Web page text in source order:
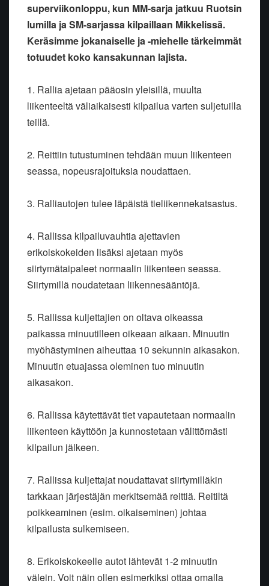
superviikonloppu, kun MM-sarja jatkuu Ruotsin
lumilla ja SM-sarjassa kilpaillaan Mikkelissä.
Keräsimme jokanaiselle ja -miehelle tärkeimmät
totuudet koko kansakunnan lajista.
1. Rallia ajetaan pääosin yleisillä, muulta
liikenteeltä väliaikaisesti kilpailua varten suljetuilla
teillä.
2. Reittiin tutustuminen tehdään muun liikenteen
seassa, nopeusrajoituksia noudattaen.
3. Ralliautojen tulee läpäistä tieliikennekatsastus.
4. Rallissa kilpailuvauhtia ajettavien
erikoiskokeiden lisäksi ajetaan myös
siirtymätaipaleet normaalin liikenteen seassa.
Siirtymillä noudatetaan liikennesääntöjä.
5. Rallissa kuljettajien on oltava oikeassa
paikassa minuutilleen oikeaan aikaan. Minuutin
myöhästyminen aiheuttaa 10 sekunnin aikasakon.
Minuutin etuajassa oleminen tuo minuutin
aikasakon.
6. Rallissa käytettävät tiet vapautetaan normaalin
liikenteen käyttöön ja kunnostetaan välittömästi
kilpailun jälkeen.
7. Rallissa kuljettajat noudattavat siirtymilläkin
tarkkaan järjestäjän merkitsemää reittiä. Reitiltä
poikkeaminen (esim. oikaiseminen) johtaa
kilpailusta sulkemiseen.
8. Erikoiskokeelle autot lähtevät 1-2 minuutin
välein. Voit näin ollen esimerkiksi ottaa omalla